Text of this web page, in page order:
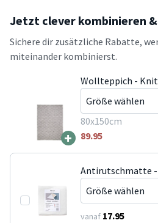
Jetzt clever kombinieren
Sichere dir zusätzliche Rabatte,
miteinander kombinierst.
+
Wollteppich - Knit
80x150cm
89.95
Antirutschmatte -
vanaf 17.95